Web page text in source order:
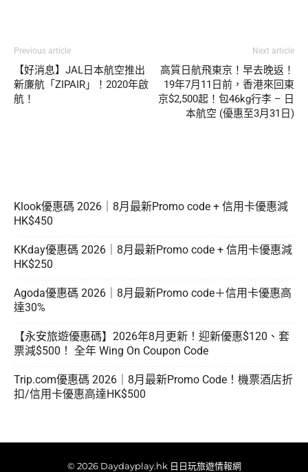
Previous article
【好消息】JAL日本航空推出
新廉航「ZIPAIR」！2020年啟
航！
Next article
高質日航飛東京！早去晚返！
19年7月11日前，香港來回東
京$2,500起！包46kg行李 – 日
本航空 (優惠至3月31日)
Klook優惠碼 2026｜8月最新Promo code + 信用卡優惠減
HK$450
KKday優惠碼 2026｜8月最新Promo code + 信用卡優惠減
HK$250
Agoda優惠碼 2026｜8月最新Promo code＋信用卡優惠高
達30%
【永安旅遊優惠碼】2026年8月更新！迎新優惠$120、套
票減$500！ 全年 Wing On Coupon Code
Trip.com優惠碼 2026｜8月最新Promo Code！機票酒店折
扣/信用卡優惠高達HK$500
© 2026 Daydayplay.hk 日日玩旅遊情報網